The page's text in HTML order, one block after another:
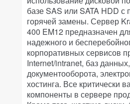
базе SAS или SATA HDD с
горячей замены. Сервер
400 EM12 предназначен
надежного и
корпоративных сервисов
Internet/intranet, баз данных,
документооборота,
хостинга. Все критически
компоненты в сервере